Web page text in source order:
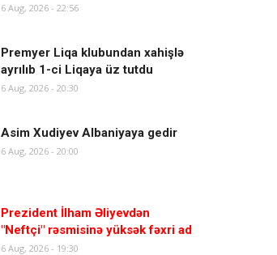
6 Aug, 2026 - 22:56
Premyer Liqa klubundan xahişlə
ayrılıb 1-ci Liqaya üz tutdu
6 Aug, 2026 - 20:30
Asim Xudiyev Albaniyaya gedir
6 Aug, 2026 - 20:00
Prezident İlham Əliyevdən
"Neftçi" rəsmisinə yüksək fəxri ad
6 Aug, 2026 - 19:30